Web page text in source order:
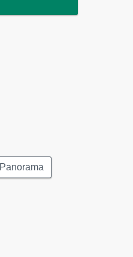
Panorama